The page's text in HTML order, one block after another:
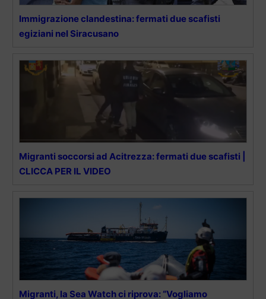
Immigrazione clandestina: fermati due scafisti
egiziani nel Siracusano
Migranti soccorsi ad Acitrezza: fermati due scafisti |
CLICCA PER IL VIDEO
Migranti, la Sea Watch ci riprova: “Vogliamo